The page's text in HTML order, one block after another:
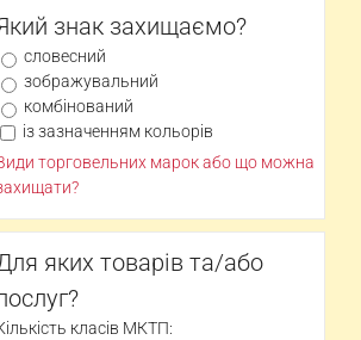
знак захищаємо?
словесний
зображувальний
комбінований
із зазначенням кольорів
торговельних марок або що можна
яких товарів та/або
класів МКТП: